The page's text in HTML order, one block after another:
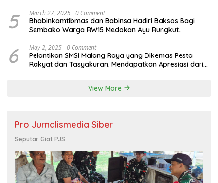
5 March 27, 2025 0 Comment
Bhabinkamtibmas dan Babinsa Hadiri Baksos Bagi
Sembako Warga RW15 Medokan Ayu Rungkut
6 May 2, 2025 0 Comment
Pelantikan SMSI Malang Raya yang Dikemas Pesta
Rakyat dan Tasyakuran, Mendapatkan Apresiasi dari
View More
Pro Jurnalismedia Siber
Seputar Giat PJS